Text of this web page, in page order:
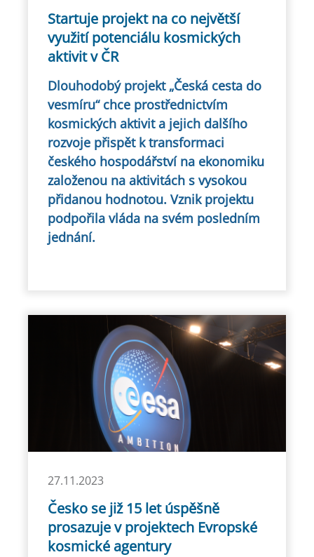
Startuje projekt na co největší
využití potenciálu kosmických
aktivit v ČR
Dlouhodobý projekt „Česká cesta do
vesmíru“ chce prostřednictvím
kosmických aktivit a jejich dalšího
rozvoje přispět k transformaci
českého hospodářství na ekonomiku
založenou na aktivitách s vysokou
přidanou hodnotou. Vznik projektu
podpořila vláda na svém posledním
jednání.
27.11.2023
Česko se již 15 let úspěšně
prosazuje v projektech Evropské
kosmické agentury